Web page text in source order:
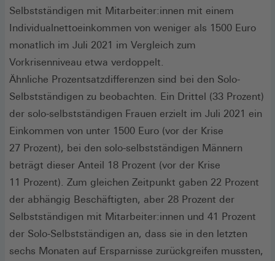
Selbstständigen mit Mitarbeiter:innen mit einem
Individualnettoeinkommen von weniger als 1500 Euro
monatlich im Juli 2021 im Vergleich zum
Vorkrisenniveau etwa verdoppelt.
Ähnliche Prozentsatzdifferenzen sind bei den Solo-
Selbstständigen zu beobachten. Ein Drittel (33 Prozent)
der solo-selbstständigen Frauen erzielt im Juli 2021 ein
Einkommen von unter 1500 Euro (vor der Krise
27 Prozent), bei den solo-selbstständigen Männern
beträgt dieser Anteil 18 Prozent (vor der Krise
11 Prozent). Zum gleichen Zeitpunkt gaben 22 Prozent
der abhängig Beschäftigten, aber 28 Prozent der
Selbstständigen mit Mitarbeiter:innen und 41 Prozent
der Solo-Selbstständigen an, dass sie in den letzten
sechs Monaten auf Ersparnisse zurückgreifen mussten,